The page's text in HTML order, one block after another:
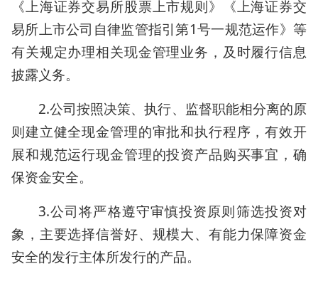
《上海证券交易所股票上市规则》《上海证券交
易所上市公司自律监管指引第1号一规范运作》等
有关规定办理相关现金管理业务，及时履行信息
披露义务。
2.公司按照决策、执行、监督职能相分离的原
则建立健全现金管理的审批和执行程序，有效开
展和规范运行现金管理的投资产品购买事宜，确
保资金安全。
3.公司将严格遵守审慎投资原则筛选投资对
象，主要选择信誉好、规模大、有能力保障资金
安全的发行主体所发行的产品。